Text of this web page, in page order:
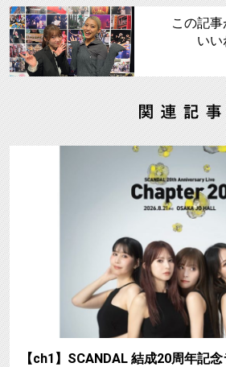
この記
い
【ch1】SCANDAL 結成20周年記